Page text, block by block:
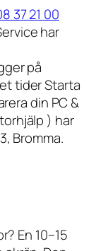
37 21 00
har
på
tider Starta
din PC &
) har
Bromma.
En 10–15